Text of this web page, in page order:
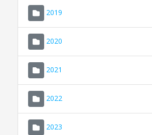
2019
2020
2021
2022
2023